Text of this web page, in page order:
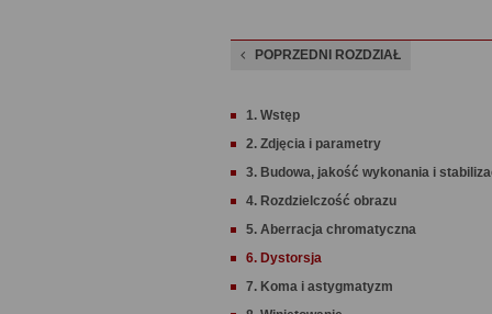
POPRZEDNI ROZDZIAŁ
1. Wstęp
2. Zdjęcia i parametry
3. Budowa, jakość wykonania i
4. Rozdzielczość obrazu
5. Aberracja chromatyczna
6. Dystorsja
7. Koma i astygmatyzm